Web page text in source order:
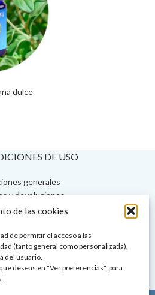
de las cookies
de permitir el acceso a las
(tanto general como personalizada),
del usuario.
deseas en "Ver preferencias", para
.
dulce
DE USO
generales
y devoluciones
de pago
alguna duda?